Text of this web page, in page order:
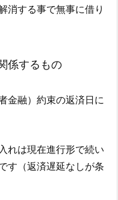
消する事で無事に借り
係するもの
金融）約束の返済日に
れは現在進行形で続い
す（返済遅延なしが条